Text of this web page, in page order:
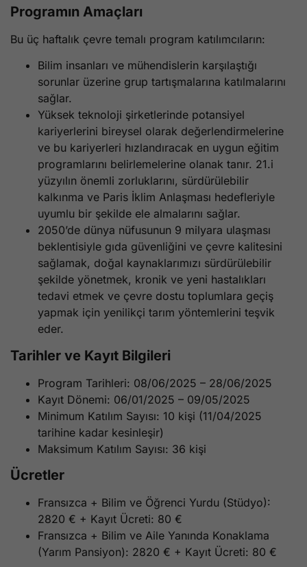
Programın Amaçları
Bu üç haftalık çevre temalı program katılımcıların:
Bilim insanları ve mühendislerin karşılaştığı
sorunlar üzerine grup tartışmalarına katılmalarını
sağlar.
Yüksek teknoloji şirketlerinde potansiyel
kariyerlerini bireysel olarak değerlendirmelerine
ve bu kariyerleri hızlandıracak en uygun eğitim
programlarını belirlemelerine olanak tanır. 21.i
yüzyılın önemli zorluklarını, sürdürülebilir
kalkınma ve Paris İklim Anlaşması hedefleriyle
uyumlu bir şekilde ele almalarını sağlar.
2050’de dünya nüfusunun 9 milyara ulaşması
beklentisiyle gıda güvenliğini ve çevre kalitesini
sağlamak, doğal kaynaklarımızı sürdürülebilir
şekilde yönetmek, kronik ve yeni hastalıkları
tedavi etmek ve çevre dostu toplumlara geçiş
yapmak için yenilikçi tarım yöntemlerini teşvik
eder.
Tarihler ve Kayıt Bilgileri
Program Tarihleri: 08/06/2025 – 28/06/2025
Kayıt Dönemi: 06/01/2025 – 09/05/2025
Minimum Katılım Sayısı: 10 kişi (11/04/2025
tarihine kadar kesinleşir)
Maksimum Katılım Sayısı: 36 kişi
Ücretler
Fransızca + Bilim ve Öğrenci Yurdu (Stüdyo):
2820 € + Kayıt Ücreti: 80 €
Fransızca + Bilim ve Aile Yanında Konaklama
(Yarım Pansiyon): 2820 € + Kayıt Ücreti: 80 €